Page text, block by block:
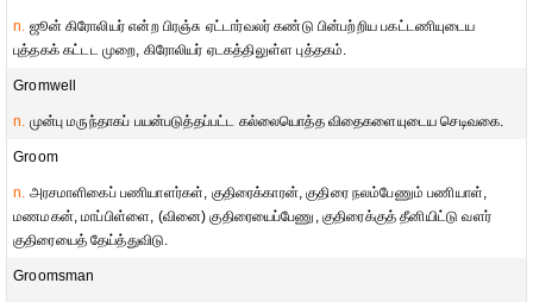
n. ஜூன் கிரோலியர் என்ற பிரஞ்சு ஏட்டார்வலர் கண்டு பின்பற்றிய பகட்டணியுடைய
புத்தகக் கட்டட முறை, கிரோலியர் ஏடகத்திலுள்ள புத்தகம்.
Gromwell
n. முன்பு மருந்தாகப் பயன்படுத்தப்பட்ட கல்லையொத்த விதைகளையுடைய செடிவகை.
Groom
n. அரசமாளிகைப் பணியாளர்கள், குதிரைக்காரன், குதிரை நலம்பேணும் பணியாள்,
மணமகன், மாப்பிள்ளை, (வினை) குதிரையைப்பேணு, குதிரைக்குத் தீனியிட்டு வளர்
குதிரையைத் தேய்த்துவிடு.
Groomsman